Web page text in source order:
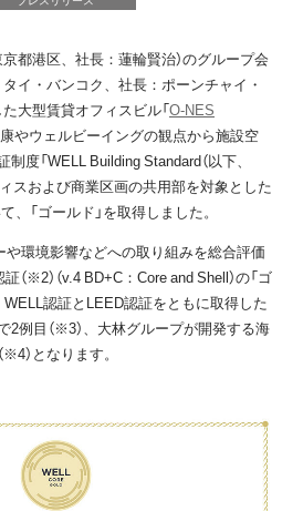
都港区、社長：蓮輪賢治）のグループ会
イ・バンコク、社長：ポーンチャイ・
大型賃貸オフィスビル「O-NES
康やウェルビーイングの観点から施設空
度「WELL Building Standard（以下、
ィスおよび商業区画の共用部を対象とした
て、「ゴールド」を取得しました。
環境影響などへの取り組みを総合評価
※2）（v.4 BD+C：Core and Shell）の「ゴ
WELL認証とLEED認証をともに取得した
例目（※3）、大林グループが開発する海
）となります。